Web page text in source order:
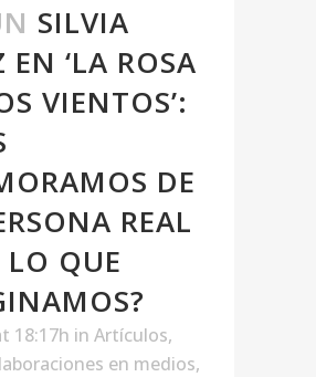
SILVIA
EN ‘LA ROSA
VIENTOS’:
DE
REAL
LO QUE
18:17h in Artículos,
en medios,